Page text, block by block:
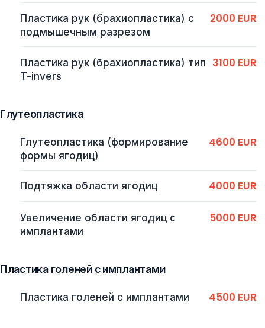
Пластика рук (брахиопластика) с
подмышечным разрезом
2000 EUR
Пластика рук (брахиопластика) тип
T-invers
3100 EUR
Глутеопластика
Глутеопластика (формирование
формы ягодиц)
4600 EUR
Подтяжка области ягодиц 4000 EUR
Увеличение области ягодиц с
имплантами
5000 EUR
Пластика голеней с имплантами
Пластика голеней с имплантами 4500 EUR